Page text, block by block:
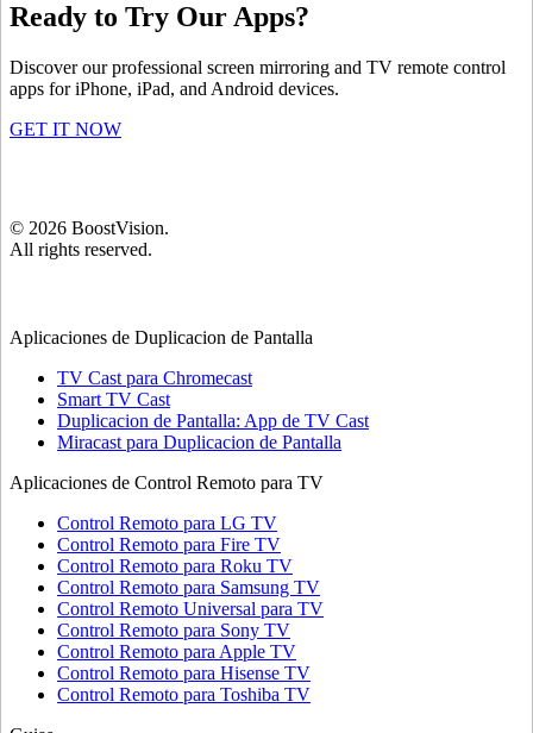
Ready to Try Our Apps?
Discover our professional screen mirroring and TV remote control
apps for iPhone, iPad, and Android devices.
GET IT NOW
© 2026 BoostVision.
All rights reserved.
Aplicaciones de Duplicacion de Pantalla
TV Cast para Chromecast
Smart TV Cast
Duplicacion de Pantalla: App de TV Cast
Miracast para Duplicacion de Pantalla
Aplicaciones de Control Remoto para TV
Control Remoto para LG TV
Control Remoto para Fire TV
Control Remoto para Roku TV
Control Remoto para Samsung TV
Control Remoto Universal para TV
Control Remoto para Sony TV
Control Remoto para Apple TV
Control Remoto para Hisense TV
Control Remoto para Toshiba TV